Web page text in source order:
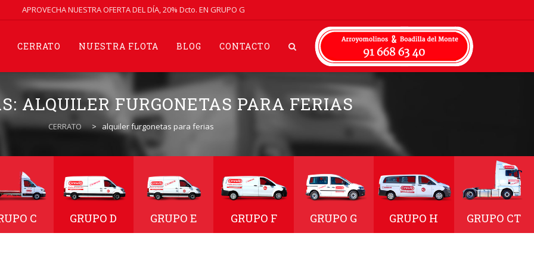
APROVECHA NUESTRA OFERTA DEL DÍA, 20% Dcto. EN GRUPO G
CERRATO NUESTRA FLOTA BLOG CONTACTO
ALQUILER FURGONETAS PARA FERIAS
CERRATO > alquiler furgonetas para ferias